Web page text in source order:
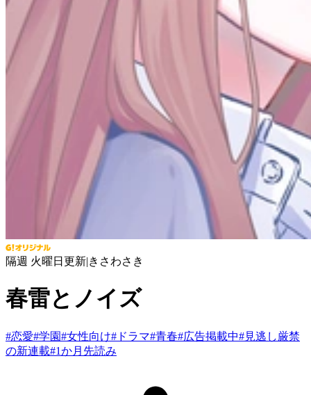
隔週 火曜日更新|きさわさき
春雷とノイズ
#恋愛#学園#女性向け# ドラマ#青春#広告掲載中#見逃し厳禁
の新連載#1か月先読み